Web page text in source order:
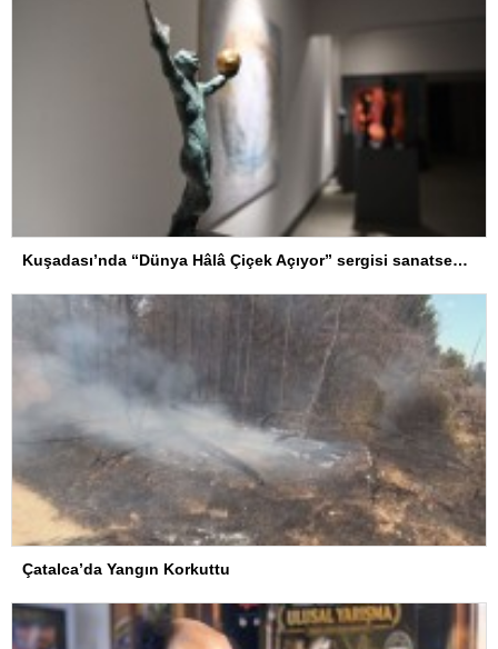
Kuşadası’nda “Dünya Hâlâ Çiçek Açıyor” sergisi sanatseverlerle buluşuyor
Çatalca’da Yangın Korkuttu